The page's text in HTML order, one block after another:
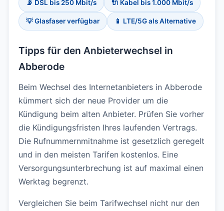
📡 DSL bis 250 Mbit/s 🔌 Kabel bis 1.000 Mbit/s
💡 Glasfaser verfügbar 📱 LTE/5G als Alternative
Tipps für den Anbieterwechsel in
Abberode
Beim Wechsel des Internetanbieters in Abberode
kümmert sich der neue Provider um die
Kündigung beim alten Anbieter. Prüfen Sie vorher
die Kündigungsfristen Ihres laufenden Vertrags.
Die Rufnummernmitnahme ist gesetzlich geregelt
und in den meisten Tarifen kostenlos. Eine
Versorgungsunterbrechung ist auf maximal einen
Werktag begrenzt.
Vergleichen Sie beim Tarifwechsel nicht nur den